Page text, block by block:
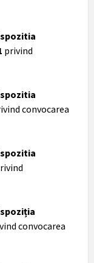
privind
convocarea
convocarea